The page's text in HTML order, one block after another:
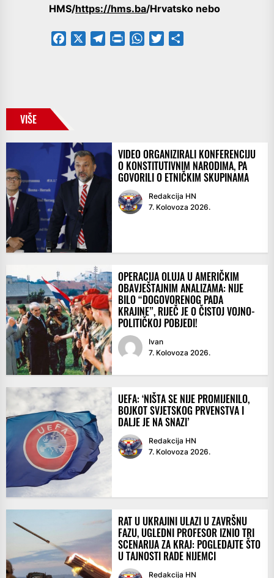
HMS/https://hms.ba/Hrvatsko nebo
Facebook TelegramPrintFriendly
WhatsApp
Twitter
VIŠE
VIDEO ORGANIZIRALI KONFERENCIJU
O KONSTITUTIVNIM NARODIMA, PA
GOVORILI O ETNIČKIM SKUPINAMA
Redakcija HN
7. Kolovoza 2026.
OPERACIJA OLUJA U AMERIČKIM
OBAVJEŠTAJNIM ANALIZAMA: NIJE
BILO “DOGOVORENOG PADA
KRAJINE”, RIJEČ JE O ČISTOJ VOJNO-
POLITIČKOJ POBJEDI!
Ivan
7. Kolovoza 2026.
UEFA: ‘NIŠTA SE NIJE PROMIJENILO,
BOJKOT SVJETSKOG PRVENSTVA I
DALJE JE NA SNAZI’
Redakcija HN
7. Kolovoza 2026.
RAT U UKRAJINI ULAZI U ZAVRŠNU
FAZU, UGLEDNI PROFESOR IZNIO TRI
SCENARIJA ZA KRAJ: POGLEDAJTE ŠTO
U TAJNOSTI RADE NIJEMCI
Redakcija HN